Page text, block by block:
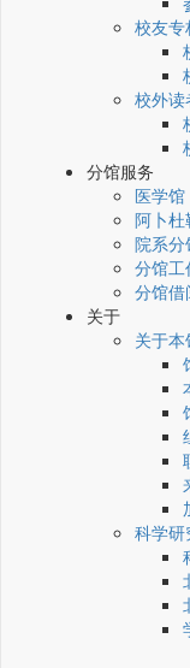
校友专
校外读
分馆服务
医学馆
阿卜杜
院系分
分馆
分馆借
关于
关于本
科学研